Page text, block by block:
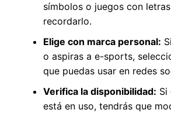
símbolos o juegos con
recordarlo.
Elige con marca personal:
o aspiras a e-sports,
que puedas usar en redes
Verifica la disponibilidad: Si
está en uso, tendrás que